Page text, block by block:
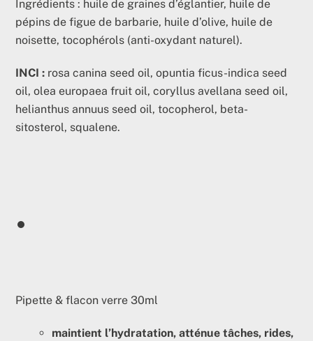
Ingrédients : huile de graines d’églantier, huile de
pépins de figue de barbarie, huile d’olive, huile de
noisette, tocophérols (anti-oxydant naturel).
INCI : rosa canina seed oil, opuntia ficus-indica seed
oil, olea europaea fruit oil, coryllus avellana seed oil,
helianthus annuus seed oil, tocopherol, beta-
sitosterol, squalene.
Pipette & flacon verre 30ml
maintient l’hydratation, atténue tâches, rides,